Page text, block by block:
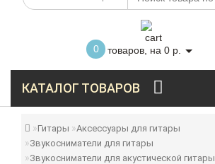
0 товаров, на 0 р.
КАТАЛОГ ТОВАРОВ
Гитары
Аксессуары для гитары
Звукосниматели для гитары
Звукосниматели для акустической гитары